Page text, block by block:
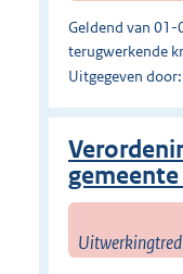
Geldend van
terugwerkende
Uitgegeven